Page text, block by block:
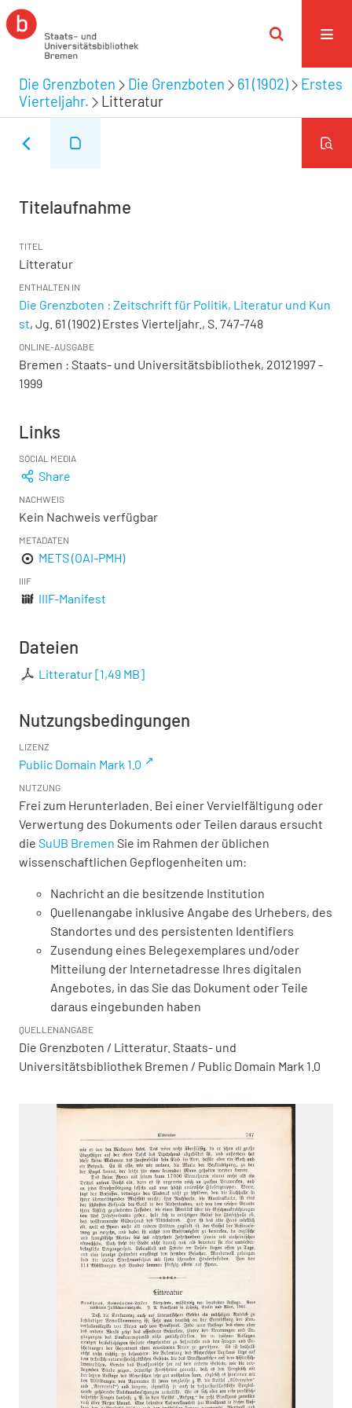
Die Grenzboten Die Grenzboten 61 (1902)
Erstes
Vierteljahr.
Litteratur
Titelaufnahme
TITEL
Litteratur
ENTHALTEN IN
Die Grenzboten : Zeitschrift für Politik, Literatur und Kun
st, Jg. 61 (1902) Erstes Vierteljahr., S. 747-748
ONLINE-AUSGABE
Bremen : Staats- und Universitätsbibliothek, 20121997 -
1999
Links
SOCIAL MEDIA
Share
NACHWEIS
Kein Nachweis verfügbar
METADATEN
METS (OAI-PMH)
IIIF
IIIF-Manifest
Dateien
Litteratur[1,49 MB]
Nutzungsbedingungen
LIZENZ
Public Domain Mark 1.0
NUTZUNG
Frei zum Herunterladen. Bei einer Vervielfältigung oder
Verwertung des Dokuments oder Teilen daraus ersucht
die SuUB Bremen Sie im Rahmen der üblichen
wissenschaftlichen Gepflogenheiten um:
Nachricht an die besitzende Institution
Quellenangabe inklusive Angabe des Urhebers, des
Standortes und des persistenten Identifiers
Zusendung eines Belegexemplares und/oder
Mitteilung der Internetadresse Ihres digitalen
Angebotes, in das Sie das Dokument oder Teile
daraus eingebunden haben
QUELLENANGABE
Die Grenzboten / Litteratur. Staats- und
Universitätsbibliothek Bremen / Public Domain Mark 1.0